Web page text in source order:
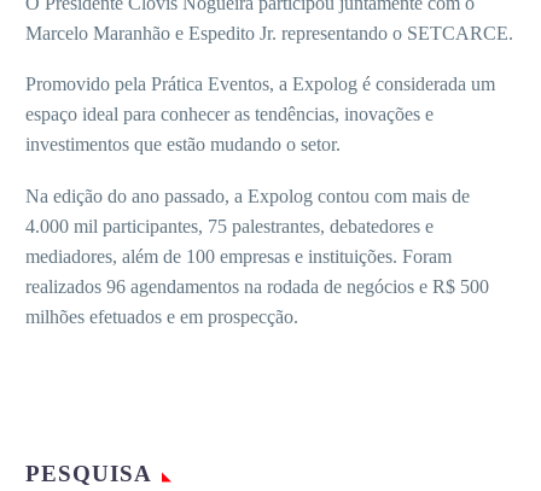
Marcelo Maranhão e Espedito Jr. representando o SETCARCE.
Promovido pela Prática Eventos, a Expolog é considerada um
espaço ideal para conhecer as tendências, inovações e
investimentos que estão mudando o setor.
Na edição do ano passado, a Expolog contou com mais de
4.000 mil participantes, 75 palestrantes, debatedores e
mediadores, além de 100 empresas e instituições. Foram
realizados 96 agendamentos na rodada de negócios e R$ 500
milhões efetuados e em prospecção.
PESQUISA